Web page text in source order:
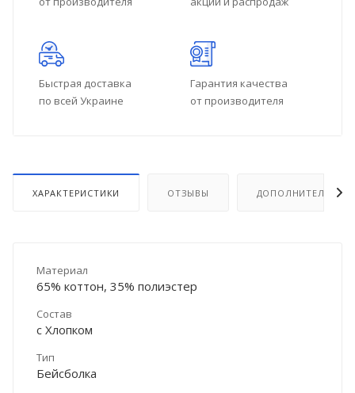
Быстрая доставка
по всей Украине
Гарантия качества
от производителя
ХАРАКТЕРИСТИКИ ОТЗЫВЫ ДОПОЛНИТЕЛЬНО
Материал
65% коттон, 35% полиэстер
Состав
с Хлопком
Тип
Бейсболка